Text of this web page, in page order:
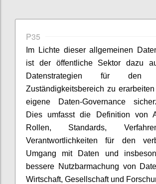
P35
Im Lichte dieser allgemeinen
ist der öffentliche Sektor dazu
Datenstrategien für den
Zuständigkeitsbereich zu
eigene Daten-Governance
Dies umfasst die Definition von
Rollen, Standards,
Verantwortlichkeiten für den
Umgang mit Daten und
bessere Nutzbarmachung von
Wirtschaft, Gesellschaft und